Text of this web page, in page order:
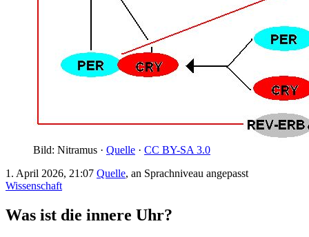
Bild: Nitramus · Quelle · CC BY-SA 3.0
1. April 2026, 21:07 Quelle, an Sprachniveau angepasst
Wissenschaft
Was ist die innere Uhr?